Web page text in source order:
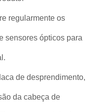
regularmente os
sensores ópticos para
de desprendimento,
da cabeça de